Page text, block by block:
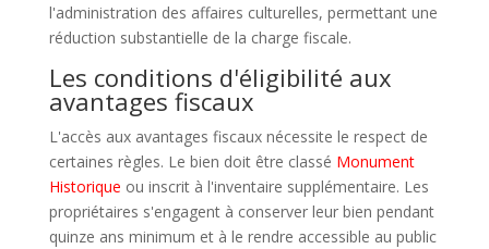
l'administration des affaires culturelles, permettant une
réduction substantielle de la charge fiscale.
Les conditions d'éligibilité aux
avantages fiscaux
L'accès aux avantages fiscaux nécessite le respect de
certaines règles. Le bien doit être classé Monument
Historique ou inscrit à l'inventaire supplémentaire. Les
propriétaires s'engagent à conserver leur bien pendant
quinze ans minimum et à le rendre accessible au public